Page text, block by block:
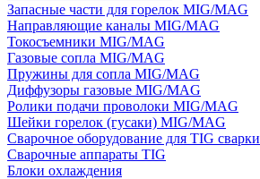
Запасные части для горелок MIG/MAG
Направляющие каналы MIG/MAG
Токосъемники MIG/MAG
Газовые сопла MIG/MAG
Пружины для сопла MIG/MAG
Диффузоры газовые MIG/MAG
Ролики подачи проволоки MIG/MAG
Шейки горелок (гусаки) MIG/MAG
Сварочное оборудование для TIG сварки
Сварочные аппараты TIG
Блоки охлаждения